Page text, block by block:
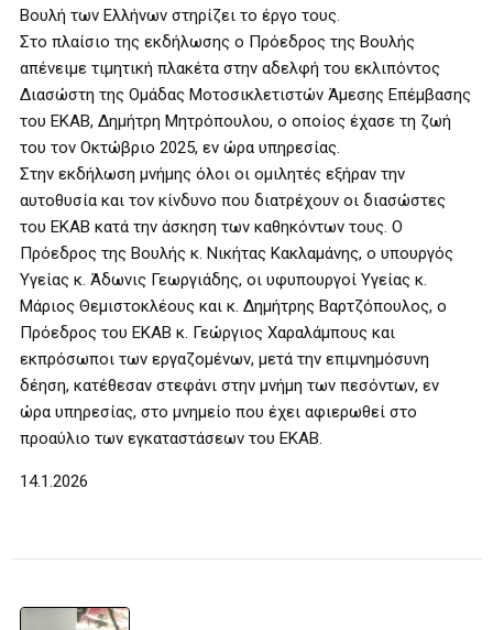
Βουλή των Ελλήνων στηρίζει το έργο τους.
Στο πλαίσιο της εκδήλωσης ο Πρόεδρος της Βουλής
απένειμε τιμητική πλακέτα στην αδελφή του εκλιπόντος
Διασώστη της Ομάδας Μοτοσικλετιστών Άμεσης Επέμβασης
του ΕΚΑΒ, Δημήτρη Μητρόπουλου, ο οποίος έχασε τη ζωή
του τον Οκτώβριο 2025, εν ώρα υπηρεσίας.
Στην εκδήλωση μνήμης όλοι οι ομιλητές εξήραν την
αυτοθυσία και τον κίνδυνο που διατρέχουν οι διασώστες
του ΕΚΑΒ κατά την άσκηση των καθηκόντων τους. Ο
Πρόεδρος της Βουλής κ. Νικήτας Κακλαμάνης, ο υπουργός
Υγείας κ. Άδωνις Γεωργιάδης, οι υφυπουργοί Υγείας κ.
Μάριος Θεμιστοκλέους και κ. Δημήτρης Βαρτζόπουλος, ο
Πρόεδρος του ΕΚΑΒ κ. Γεώργιος Χαραλάμπους και
εκπρόσωποι των εργαζομένων, μετά την επιμνημόσυνη
δέηση, κατέθεσαν στεφάνι στην μνήμη των πεσόντων, εν
ώρα υπηρεσίας, στο μνημείο που έχει αφιερωθεί στο
προαύλιο των εγκαταστάσεων του ΕΚΑΒ.
14.1.2026